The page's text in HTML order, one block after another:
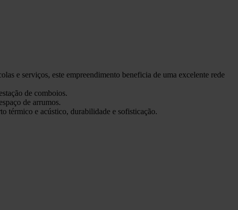
e serviços, este empreendimento beneficia de uma excelente rede
de comboios.
de arrumos.
térmico e acústico, durabilidade e sofisticação.